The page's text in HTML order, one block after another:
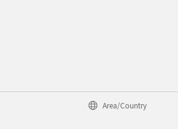
Area/Country